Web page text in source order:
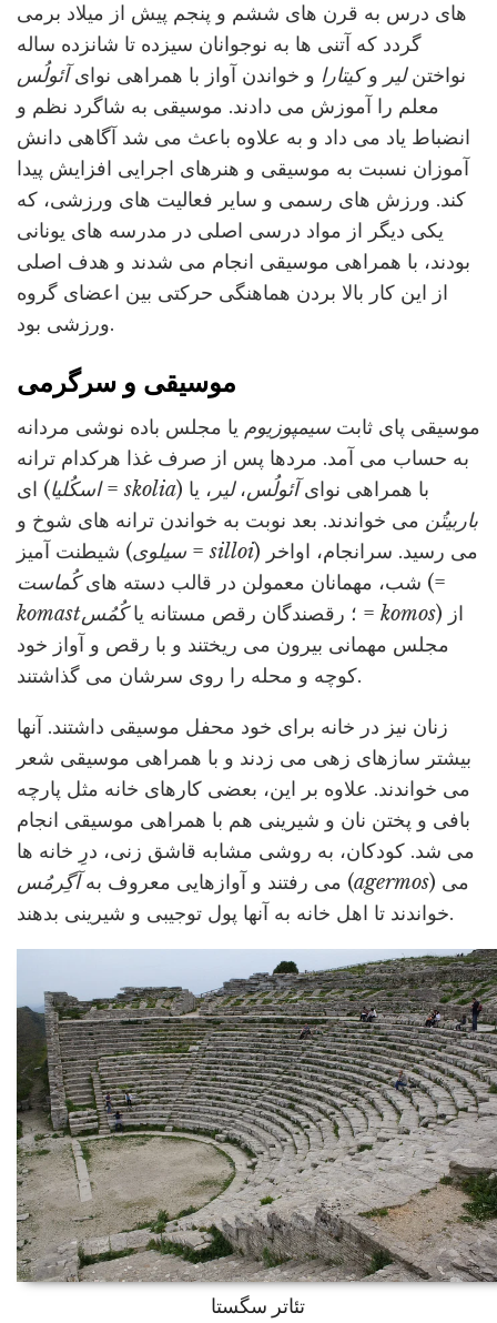
های درس به قرن های ششم و پنجم پیش از میلاد برمی
گردد که آتنی ها به نوجوانان سیزده تا شانزده ساله
نواختنلیر وکیتارا و خواندن آواز با همراهی نوایآئولُس
معلم را آموزش می دادند. موسیقی به شاگرد نظم و
انضباط یاد می داد و به علاوه باعث می شد آگاهی دانش
آموزان نسبت به موسیقی و هنرهای اجرایی افزایش پیدا
کند. ورزش های رسمی و سایر فعالیت های ورزشی، که
یکی دیگر از مواد درسی اصلی در مدرسه های یونانی
بودند، با همراهی موسیقی انجام می شدند و هدف اصلی
از این کار بالا بردن هماهنگی حرکتی بین اعضای گروه
ورزشی بود.
موسیقی و سرگرمی
موسیقی پای ثابت سیمپوزیوم یا مجلس باده نوشی مردانه
به حساب می آمد. مردها پس از صرف غذا هرکدام ترانه
ای (اسکُلیا=skolia ) با همراهی نوایآئولُس،لیر ، یا
باربیتُن می خواندند. بعد نوبت به خواندن ترانه های شوخ و
شیطنت آمیز (سیلوی =silloi) می رسید. سرانجام، اواخر
شب، مهمانان معمولن در قالب دسته هایکُماست
(=
komast
؛ رقصندگان رقص مستانه یاکُمُس = komos) از
مجلس مهمانی بیرون می ریختند و با رقص و آواز خود
کوچه و محله را روی سرشان می گذاشتند.
زنان نیز در خانه برای خود محفل موسیقی داشتند. آنها
بیشتر سازهای زهی می زدند و با همراهی موسیقی شعر
می خواندند. علاوه بر این، بعضی کارهای خانه مثل پارچه
بافی و پختن نان و شیرینی هم با همراهی موسیقی انجام
می شد. کودکان، به روشی مشابه قاشق زنی، درِ خانه ها
می رفتند و آوازهایی معروف بهآگِرمُس (agermos) می
خواندند تا اهل خانه به آنها پول توجیبی و شیرینی بدهند.
تئاتر سگستا